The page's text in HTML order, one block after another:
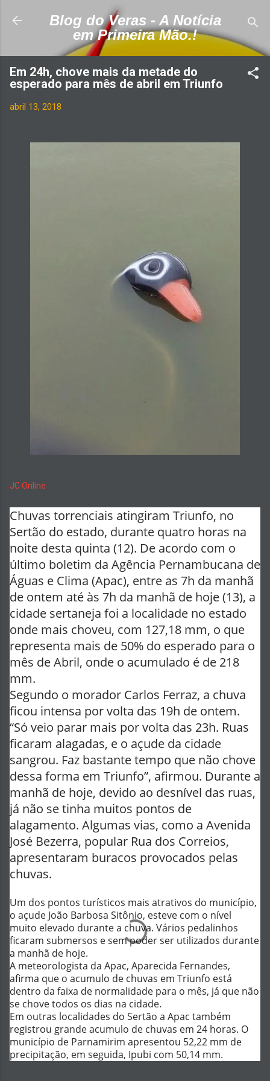
Pular para o conteúdo principal
Blog do Veras - A Notícia
em Primeira Mão.!
Em 24h, chove mais da metade do
esperado para mês de abril em Triunfo
abril 13, 2018
JC Online
Chuvas torrenciais atingiram Triunfo, no
Sertão do estado, durante quatro horas na
noite desta quinta (12). De acordo com o
último boletim da Agência Pernambucana de
Águas e Clima (Apac), entre as 7h da manhã
de ontem até às 7h da manhã de hoje (13), a
cidade sertaneja foi a localidade no estado
onde mais choveu, com 127,18 mm, o que
representa mais de 50% do esperado para o
mês de Abril, onde o acumulado é de 218
mm.
Segundo o morador Carlos Ferraz, a chuva
ficou intensa por volta das 19h de ontem.
“Só veio parar mais por volta das 23h. Ruas
ficaram alagadas, e o açude da cidade
sangrou. Faz bastante tempo que não chove
dessa forma em Triunfo”, afirmou. Durante a
manhã de hoje, devido ao desnível das ruas,
já não se tinha muitos pontos de
alagamento. Algumas vias, como a Avenida
José Bezerra, popular Rua dos Correios,
apresentaram buracos provocados pelas
chuvas.
Um dos pontos turísticos mais atrativos do município,
o açude João Barbosa Sitônio, esteve com o nível
muito elevado durante a chuva. Vários pedalinhos
ficaram submersos e sem poder ser utilizados durante
a manhã de hoje.
A meteorologista da Apac, Aparecida Fernandes,
afirma que o acumulo de chuvas em Triunfo está
dentro da faixa de normalidade para o mês, já que não
se chove todos os dias na cidade.
Em outras localidades do Sertão a Apac também
registrou grande acumulo de chuvas em 24 horas. O
município de Parnamirim apresentou 52,22 mm de
precipitação, em seguida, Ipubi com 50,14 mm.